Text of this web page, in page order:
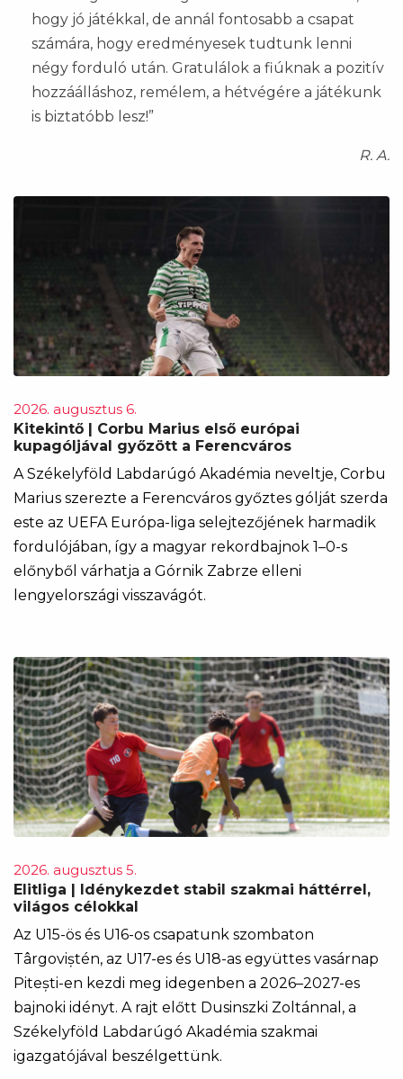
hogy jó játékkal, de annál fontosabb a csapat
számára, hogy eredményesek tudtunk lenni
négy forduló után. Gratulálok a fiúknak a pozitív
hozzáálláshoz, remélem, a hétvégére a játékunk
is biztatóbb lesz!”
R. A.
2026. augusztus 6.
Kitekintő | Corbu Marius első európai
kupagóljával győzött a Ferencváros
A Székelyföld Labdarúgó Akadémia neveltje, Corbu
Marius szerezte a Ferencváros győztes gólját szerda
este az UEFA Európa-liga selejtezőjének harmadik
fordulójában, így a magyar rekordbajnok 1–0-s
előnyből várhatja a Górnik Zabrze elleni
lengyelországi visszavágót.
2026. augusztus 5.
Elitliga | Idénykezdet stabil szakmai háttérrel,
világos célokkal
Az U15-ös és U16-os csapatunk szombaton
Târgoviștén, az U17-es és U18-as együttes vasárnap
Pitești-en kezdi meg idegenben a 2026–2027-es
bajnoki idényt. A rajt előtt Dusinszki Zoltánnal, a
Székelyföld Labdarúgó Akadémia szakmai
igazgatójával beszélgettünk.